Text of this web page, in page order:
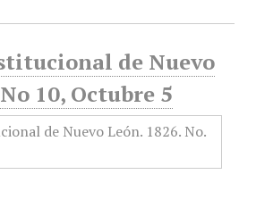
de Nuevo
10, Octubre 5